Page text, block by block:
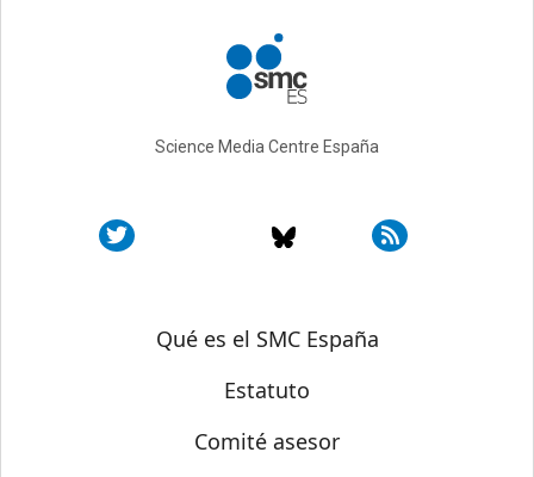
Science Media Centre España
Sobre SMC España
Qué es el SMC España
Estatuto
Comité asesor